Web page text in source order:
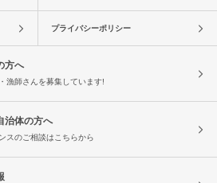
プライバシーポリシー
方へ
漁師さんを募集しています!
治体の方へ
スのご相談はこちらから